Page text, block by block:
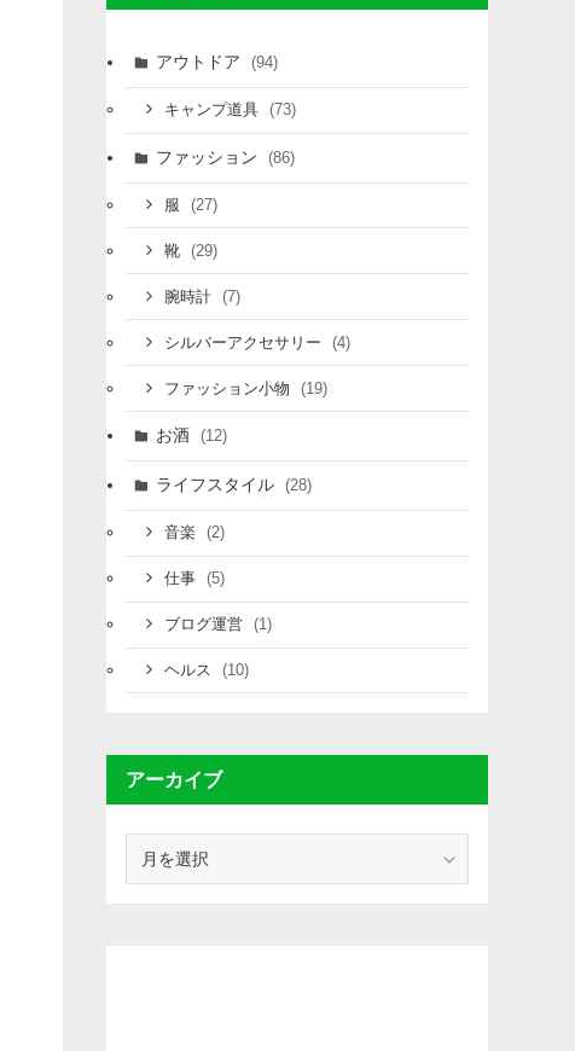
アウトドア (94)
キャンプ道具 (73)
ファッション (86)
服 (27)
靴 (29)
腕時計 (7)
シルバーアクセサリー (4)
ファッション小物 (19)
お酒 (12)
ライフスタイル (28)
音楽 (2)
仕事 (5)
ブログ運営 (1)
ヘルス (10)
アーカイブ